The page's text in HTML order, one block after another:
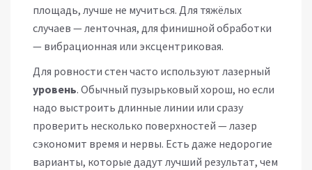
площадь, лучше не мучиться. Для тяжёлых
случаев — ленточная, для финишной обработки
— вибрационная или эксцентриковая.
Для ровности стен часто используют лазерный
уровень. Обычный пузырьковый хорош, но если
надо выстроить длинные линии или сразу
проверить несколько поверхностей — лазер
сэкономит время и нервы. Есть даже недорогие
варианты, которые дадут лучший результат, чем